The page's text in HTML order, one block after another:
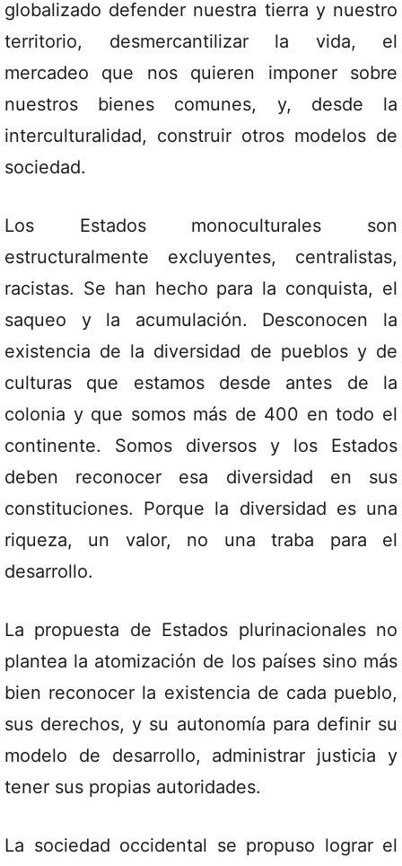
globalizado defender nuestra tierra y nuestro
territorio, desmercantilizar la vida, el
mercadeo que nos quieren imponer sobre
nuestros bienes comunes, y, desde la
interculturalidad, construir otros modelos de
sociedad.
Los Estados monoculturales son
estructuralmente excluyentes, centralistas,
racistas. Se han hecho para la conquista, el
saqueo y la acumulación. Desconocen la
existencia de la diversidad de pueblos y de
culturas que estamos desde antes de la
colonia y que somos más de 400 en todo el
continente. Somos diversos y los Estados
deben reconocer esa diversidad en sus
constituciones. Porque la diversidad es una
riqueza, un valor, no una traba para el
desarrollo.
La propuesta de Estados plurinacionales no
plantea la atomización de los países sino más
bien reconocer la existencia de cada pueblo,
sus derechos, y su autonomía para definir su
modelo de desarrollo, administrar justicia y
tener sus propias autoridades.
La sociedad occidental se propuso lograr el